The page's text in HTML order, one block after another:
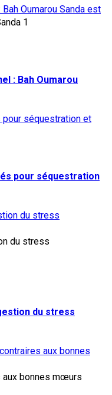
Oumarou Sanda est
1
: Bah Oumarou
séquestration et
pour séquestration
du stress
du stress
aux bonnes